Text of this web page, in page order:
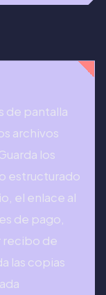
de pantalla
archivos
los
estructurado
el enlace al
de pago,
recibo de
las copias